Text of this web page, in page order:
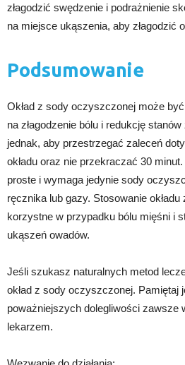
złagodzić swędzenie i podrażnienie
na miejsce ukąszenia, aby złagodzić
Podsumowanie
Okład z sody oczyszczonej może
na złagodzenie bólu i redukcję
jednak, aby przestrzegać zaleceń
okładu oraz nie przekraczać 30
proste i wymaga jedynie sody
ręcznika lub gazy. Stosowanie
korzystne w przypadku bólu mięśni i
ukąszeń owadów.
Jeśli szukasz naturalnych metod
okład z sody oczyszczonej. Pamiętaj
poważniejszych dolegliwości zawsze
lekarzem.